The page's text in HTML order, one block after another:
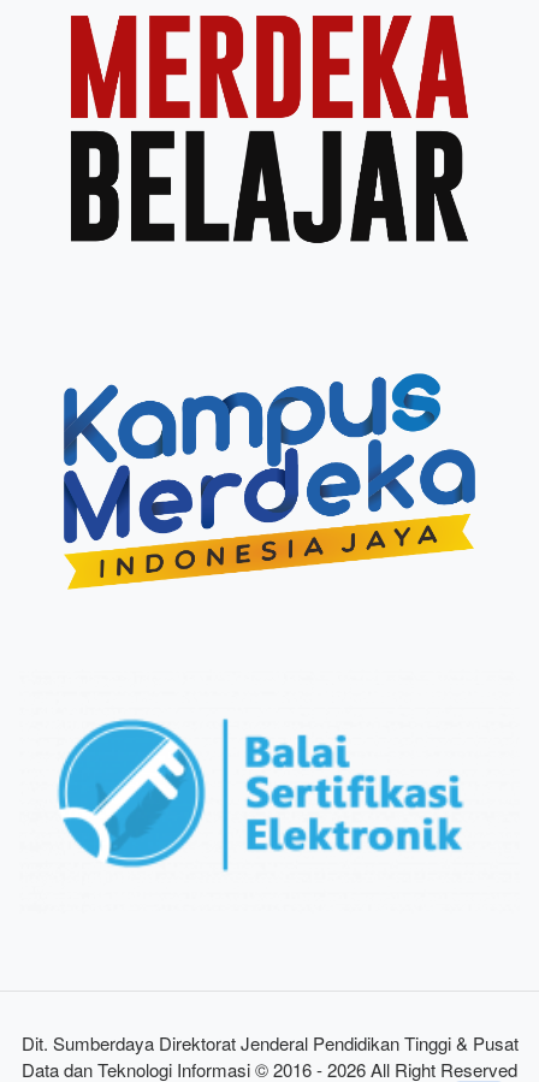
Dit. Sumberdaya Direktorat Jenderal Pendidikan Tinggi & Pusat
Data dan Teknologi Informasi © 2016 - 2026 All Right Reserved